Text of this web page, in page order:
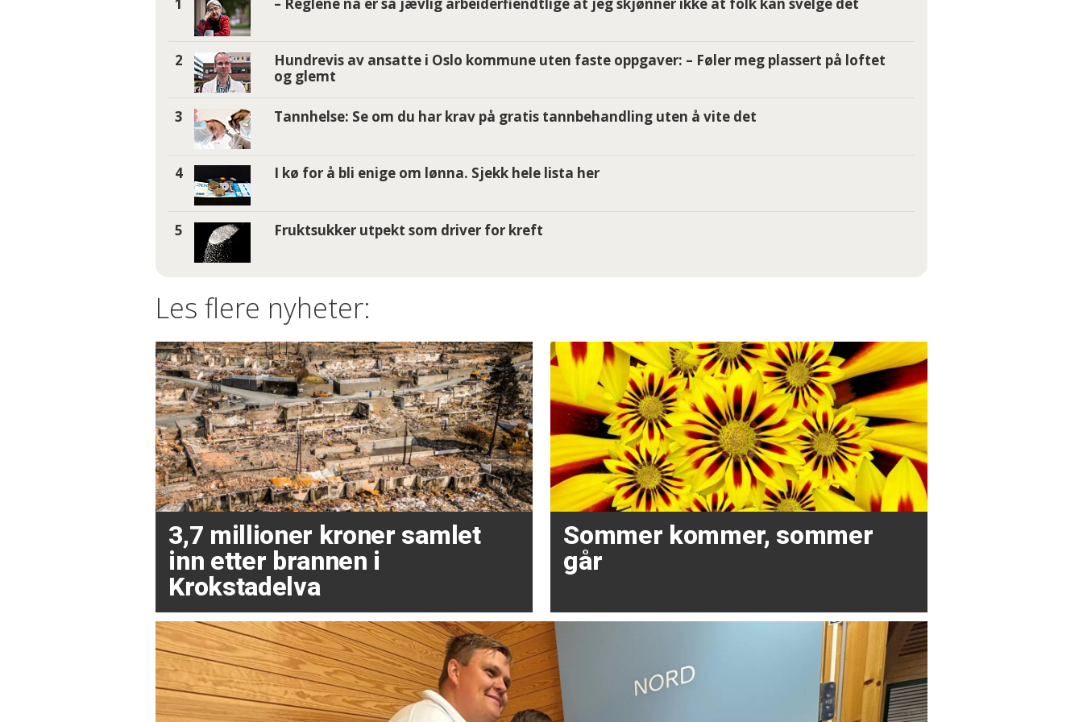
Hundrevis av ansatte i Oslo kommune uten faste oppgaver: – Føler meg plassert på loftet
og glemt
Tannhelse: Se om du har krav på gratis tannbehandling uten å vite det
I kø for å bli enige om lønna. Sjekk hele lista her
Fruktsukker utpekt som driver for kreft
Les flere nyheter:
3,7 millioner kroner samlet
inn etter brannen i
Krokstadelva
Sommer kommer, sommer
går